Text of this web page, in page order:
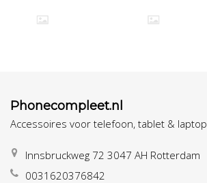
Phonecompleet.nl
Accessoires voor telefoon, tablet & laptop
Innsbruckweg 72 3047 AH Rotterdam
0031620376842